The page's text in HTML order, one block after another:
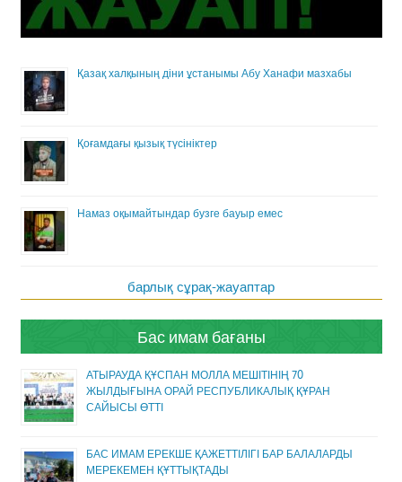
Қазақ халқының діни ұстанымы Абу Ханафи мазхабы
Қоғамдағы қызық түсініктер
Намаз оқымайтындар бузге бауыр емес
барлық сұрақ-жауаптар
Бас имам бағаны
АТЫРАУДА ҚҰСПАН МОЛЛА МЕШІТІНІҢ 70
ЖЫЛДЫҒЫНА ОРАЙ РЕСПУБЛИКАЛЫҚ ҚҰРАН
САЙЫСЫ ӨТТІ
БАС ИМАМ ЕРЕКШЕ ҚАЖЕТТІЛІГІ БАР БАЛАЛАРДЫ
МЕРЕКЕМЕН ҚҰТТЫҚТАДЫ